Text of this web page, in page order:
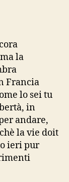
la
Francia
lo sei tu
in
andare,
la vie doit
ieri pur